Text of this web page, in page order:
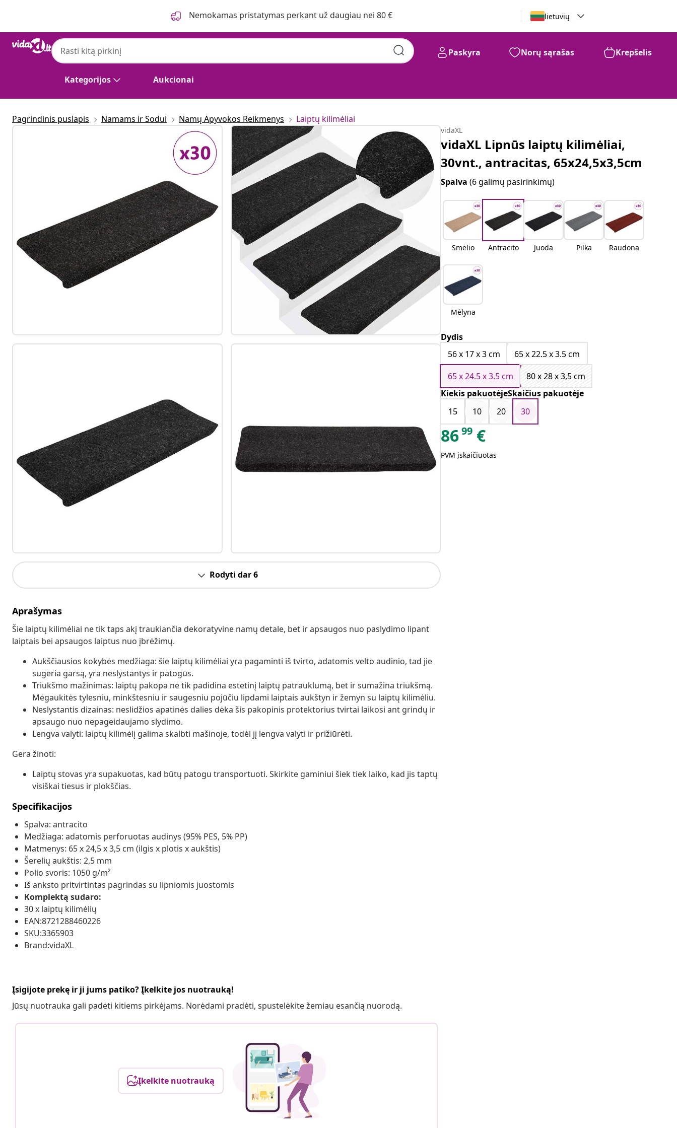
Nemokamas pristatymas perkant už daugiau nei 80 € lietuvių
Kategorijos Aukcionai
Paskyra Norų sąrašas Krepšelis
Pagrindinis puslapis Namams ir Sodui Namų Apyvokos Reikmenys Laiptų kilimėliai
Rodyti dar 6
Aprašymas
Šie laiptų kilimėliai ne tik taps akį traukiančia dekoratyvine namų detale, bet ir apsaugos nuo paslydimo lipant
laiptais bei apsaugos laiptus nuo įbrėžimų.
Aukščiausios kokybės medžiaga: šie laiptų kilimėliai yra pagaminti iš tvirto, adatomis velto audinio, tad jie
sugeria garsą, yra neslystantys ir patogūs.
Triukšmo mažinimas: laiptų pakopa ne tik padidina estetinį laiptų patrauklumą, bet ir sumažina triukšmą.
Mėgaukitės tylesniu, minkštesniu ir saugesniu pojūčiu lipdami laiptais aukštyn ir žemyn su laiptų kilimėliu.
Neslystantis dizainas: neslidžios apatinės dalies dėka šis pakopinis protektorius tvirtai laikosi ant grindų ir
apsaugo nuo nepageidaujamo slydimo.
Lengva valyti: laiptų kilimėlį galima skalbti mašinoje, todėl jį lengva valyti ir prižiūrėti.
Gera žinoti:
Laiptų stovas yra supakuotas, kad būtų patogu transportuoti. Skirkite gaminiui šiek tiek laiko, kad jis taptų
visiškai tiesus ir plokščias.
Specifikacijos
Spalva: antracito
Medžiaga: adatomis perforuotas audinys (95% PES, 5% PP)
Matmenys: 65 x 24,5 x 3,5 cm (ilgis x plotis x aukštis)
Šerelių aukštis: 2,5 mm
Polio svoris: 1050 g/m²
Iš anksto pritvirtintas pagrindas su lipniomis juostomis
Komplektą sudaro:
30 x laiptų kilimėlių
EAN:8721288460226
SKU:3365903
Brand:vidaXL
Įsigijote prekę ir ji jums patiko? Įkelkite jos nuotrauką!
Jūsų nuotrauka gali padėti kitiems pirkėjams. Norėdami pradėti, spustelėkite žemiau esančią nuorodą.
Įkelkite nuotrauką
vidaXL
vidaXL Lipnūs laiptų kilimėliai,
30vnt., antracitas, 65x24,5x3,5cm
Spalva(6 galimų pasirinkimų)
Smėlio Antracito Juoda Pilka Raudona
Mėlyna
Dydis
56 x 17 x 3 cm
65 x 22.5 x 3.5 cm
65 x 24.5 x 3.5 cm
80 x 28 x 3,5 cm
Kiekis pakuotėjeSkaičius pakuotėje
15
10 20 30
8699 €
PVM įskaičiuotas